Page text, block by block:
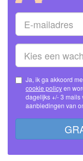
Ja, ik ga akkoord
cookie policy
dagelijks +/- 3 mails van Spaar4Cash met
aanbiedingen van